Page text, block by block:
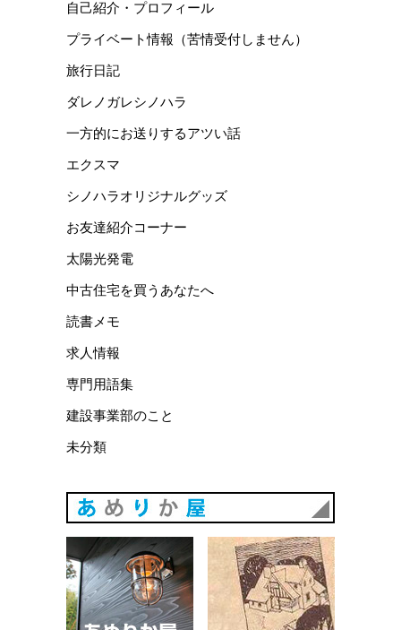
自己紹介・プロフィール
プライベート情報（苦情受付しません）
旅行日記
ダレノガレシノハラ
一方的にお送りするアツい話
エクスマ
シノハラオリジナルグッズ
お友達紹介コーナー
太陽光発電
中古住宅を買うあなたへ
読書メモ
求人情報
専門用語集
建設事業部のこと
未分類
あめりか屋WEBサイト